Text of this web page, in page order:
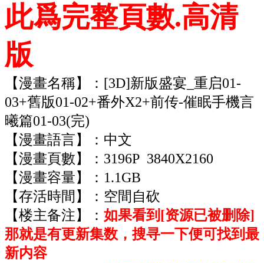
此爲完整頁數.高清
版
【漫畫名稱】：[3D]新版盛宴_重启01-
03+舊版01-02+番外X2+前传-催眠手機言
曦篇01-03(完)
【漫畫語言】：中文
【漫畫頁數】：3196P 3840X2160
【漫畫容量】：1.1GB
【存活時間】：空間自砍
【楼主备注】： 如果看到[资源已被删除]
那就是有更新集数，搜寻一下便可找到最
新内容